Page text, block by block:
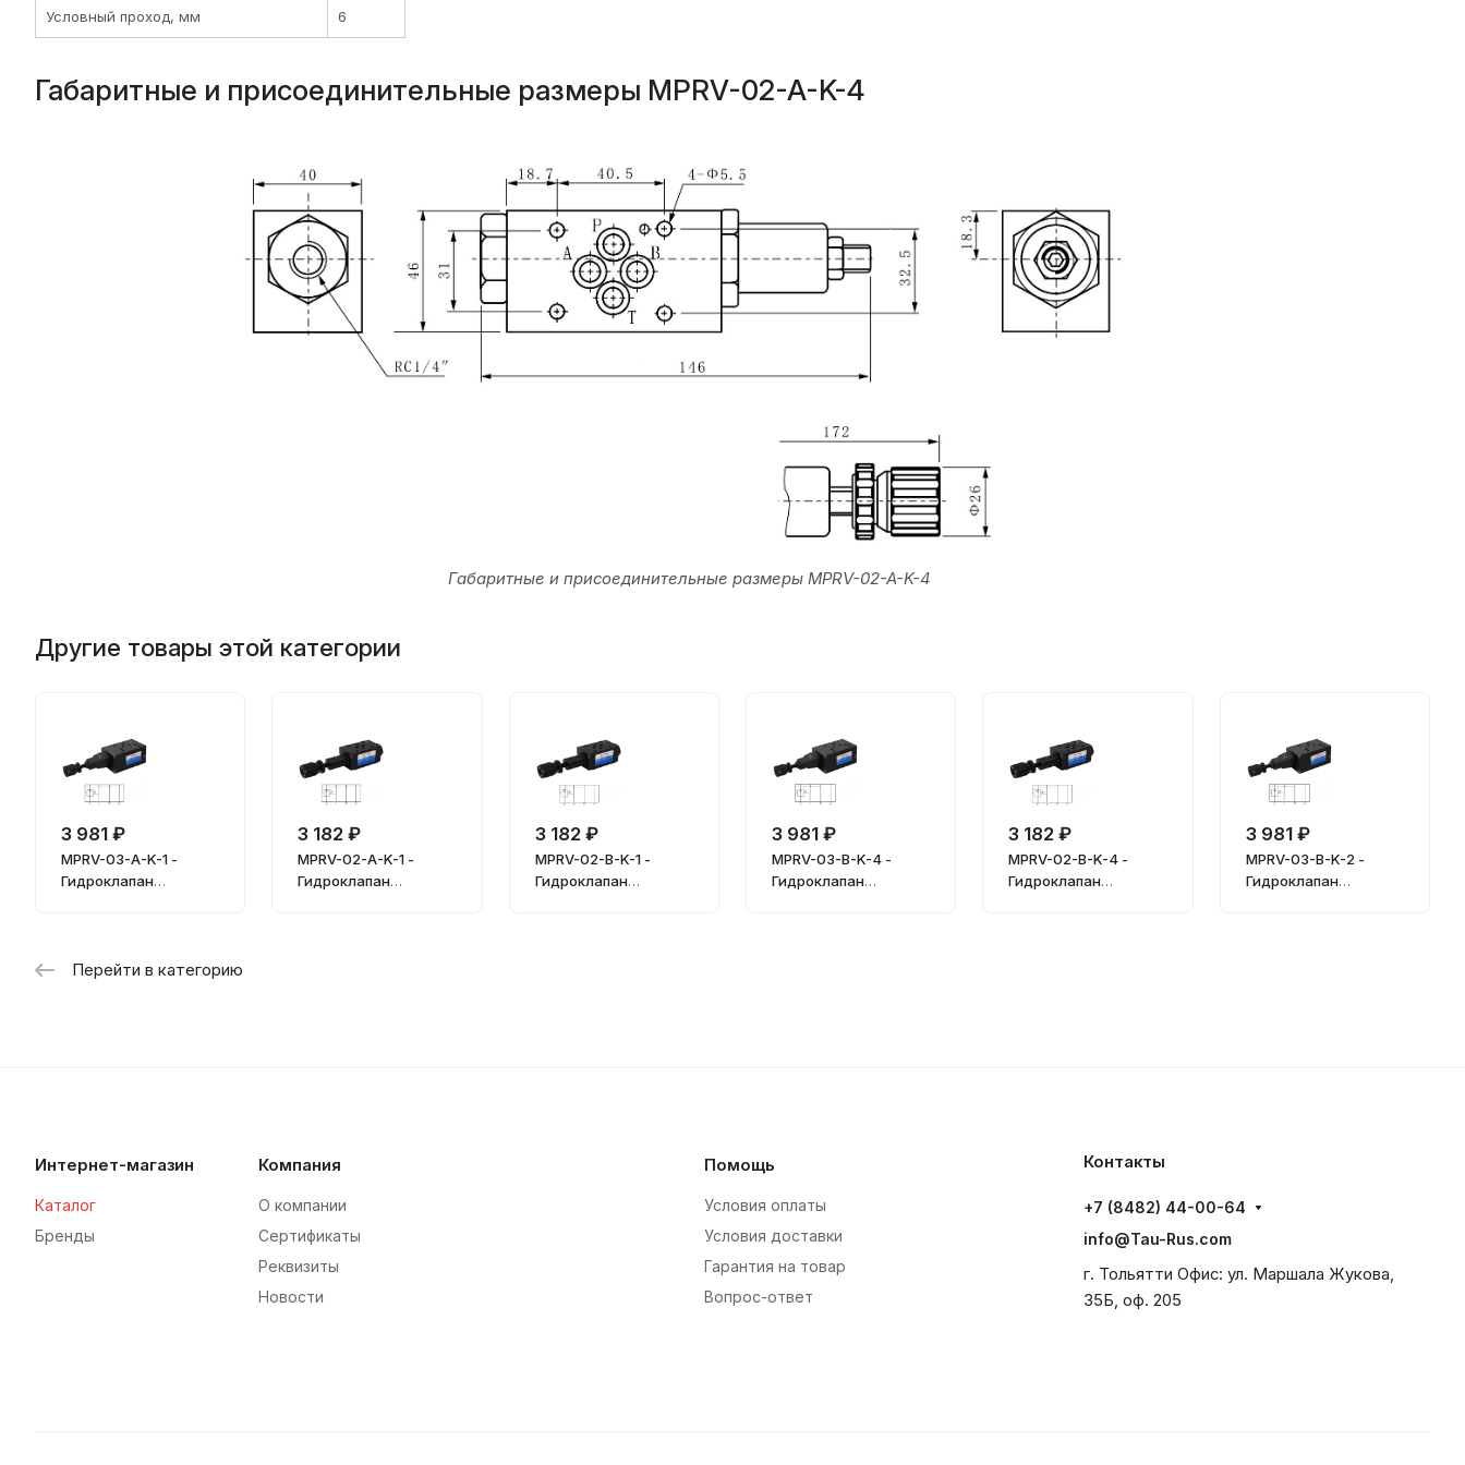
Условный проход, мм 6
Габаритные и присоединительные размеры MPRV-02-A-K-4
Габаритные и присоединительные размеры MPRV-02-A-K-4
Другие товары этой категории
3 981 ₽
MPRV-03-A-K-1 -
Гидроклапан
3 182 ₽
MPRV-02-A-K-1 -
Гидроклапан
3 182 ₽
MPRV-02-B-K-1 -
Гидроклапан
3 981 ₽
MPRV-03-B-K-4 -
Гидроклапан
3 182 ₽
MPRV-02-B-K-4 -
Гидроклапан
3 981 ₽
MPRV-03-B-K-2 -
Гидроклапан
Перейти в категорию
Интернет-магазин
Каталог
Бренды
Компания
О компании
Сертификаты
Реквизиты
Новости
Помощь
Условия оплаты
Условия доставки
Гарантия на товар
Вопрос-ответ
Контакты
+7 (8482) 44-00-64
info@Tau-Rus.com
г. Тольятти Офис: ул. Маршала Жукова,
35Б, оф. 205